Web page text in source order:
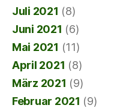
Juli 2021 (8)
Juni 2021 (6)
Mai 2021 (11)
April 2021 (8)
März 2021 (9)
Februar 2021 (9)